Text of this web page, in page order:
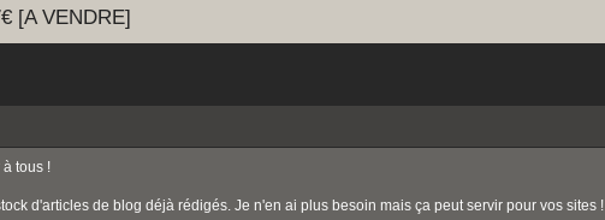
[A VENDRE]
à tous !
d'articles de blog déjà rédigés. Je n'en ai plus besoin mais ça peut servir pour vos sites !